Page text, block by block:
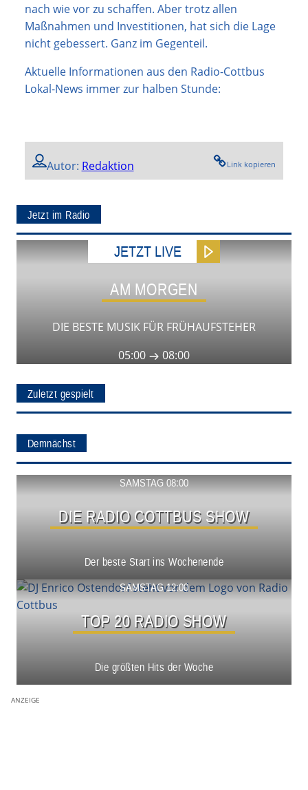
nach wie vor zu schaffen. Aber trotz allen
Maßnahmen und Investitionen, hat sich die Lage
nicht gebessert. Ganz im Gegenteil.
Aktuelle Informationen aus den Radio-Cottbus
Lokal-News immer zur halben Stunde:
Autor: Redaktion Link kopieren
Jetzt im Radio
JETZT LIVE
AM MORGEN
DIE BESTE MUSIK FÜR FRÜHAUFSTEHER
05:00
08:00
Zuletzt gespielt
Demnächst
SAMSTAG 08:00
DIE RADIO COTTBUS SHOW
Der beste Start ins Wochenende
Show ansehen
SAMSTAG 12:00
TOP 20 RADIO SHOW
Die größten Hits der Woche
Show ansehen